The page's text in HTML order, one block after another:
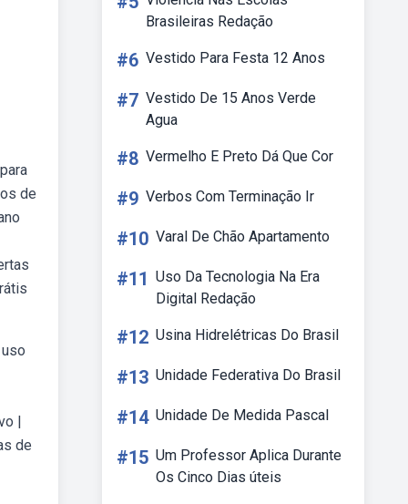
de
|
de
Brasileiras Redação
#6 Vestido Para Festa 12 Anos
#7 Vestido De 15 Anos Verde
Agua
#8 Vermelho E Preto Dá Que Cor
#9 Verbos Com Terminação Ir
#10 Varal De Chão Apartamento
#11 Uso Da Tecnologia Na Era
Digital Redação
#12 Usina Hidrelétricas Do Brasil
#13 Unidade Federativa Do Brasil
#14 Unidade De Medida Pascal
#15 Um Professor Aplica Durante
Os Cinco Dias úteis